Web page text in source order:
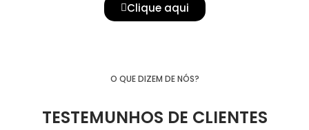
Clique aqui
O QUE DIZEM DE NÓS?
TESTEMUNHOS DE CLIENTES